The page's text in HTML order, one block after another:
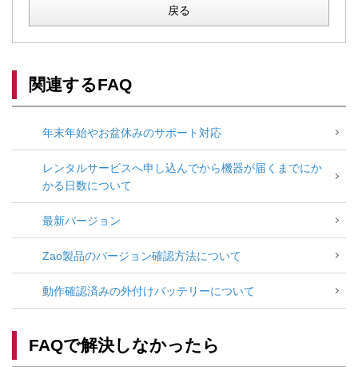
戻る
関連するFAQ
年末年始やお盆休みのサポート対応
レンタルサービスへ申し込んでから機器が届くまでにか
かる日数について
最新バージョン
Zao製品のバージョン確認方法について
動作確認済みの外付けバッテリーについて
FAQで解決しなかったら